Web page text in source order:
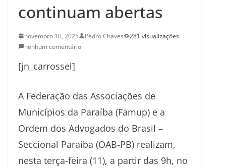
continuam abertas
novembro 10, 2025 Pedro Chaves
281 visualizações
nenhum comentário
[jn_carrossel]
A Federação das Associações de
Municípios da Paraíba (Famup) e a
Ordem dos Advogados do Brasil –
Seccional Paraíba (OAB-PB) realizam,
nesta terça-feira (11), a partir das 9h, no